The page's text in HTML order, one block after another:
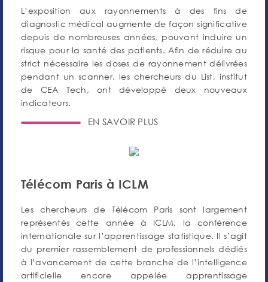
L’exposition aux rayonnements à des fins de
diagnostic médical augmente de façon significative
depuis de nombreuses années, pouvant induire un
risque pour la santé des patients. Afin de réduire au
strict nécessaire les doses de rayonnement délivrées
pendant un scanner, les chercheurs du List, institut
de CEA Tech, ont développé deux nouveaux
indicateurs.
EN SAVOIR PLUS
Télécom Paris à ICLM
Les chercheurs de Télécom Paris sont largement
représentés cette année à ICLM, la conférence
internationale sur l’apprentissage statistique. Il s’agit
du premier rassemblement de professionnels dédiés
à l’avancement de cette branche de l’intelligence
artificielle encore appelée apprentissage